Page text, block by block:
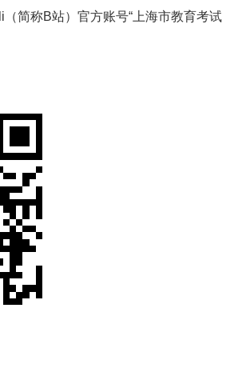
简称B站）官方账号“上海市教育考试